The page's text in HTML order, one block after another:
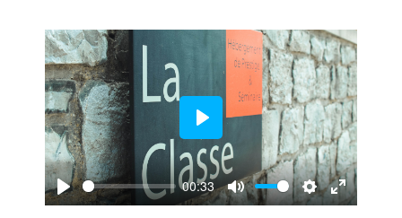
Play
00:33
Mute
Settings
Enter
Play